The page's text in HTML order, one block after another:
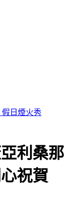
移炸到紅爆
利桑那
祝賀